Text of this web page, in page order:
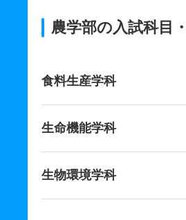
農学部の入試科目
食料生産学科
生命機能学科
生物環境学科